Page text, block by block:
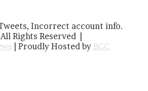
Incorrect account info.
Rights Reserved |
| Proudly Hosted by BCC